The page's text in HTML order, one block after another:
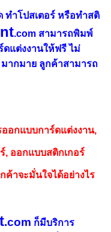
ทำโปสเตอร์ หรือทำสติ
.com สามารถพิมพ์
แต่งงานให้ฟรี ไม่
ากมาย ลูกค้าสามารถ
อกแบบการ์ดแต่งงาน,
, ออกแบบสติกเกอร์
าจะมั่นใจได้อย่างไร
.com ก็มีบริการ